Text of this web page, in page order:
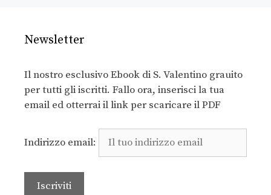
Newsletter
Il nostro esclusivo Ebook di S. Valentino grauito
per tutti gli iscritti. Fallo ora, inserisci la tua
email ed otterrai il link per scaricare il PDF
Indirizzo email: